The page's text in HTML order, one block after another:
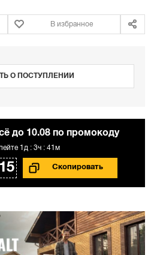
В избранное
О ПОСТУПЛЕНИИ
до 10.08 по промокоду
1д : 3ч : 41м